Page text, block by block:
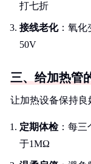
打七折
接线老化：氧化
50V
三、给加热管
让加热设备保持良
定期体检：每三
于1MΩ